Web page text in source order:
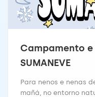
Campamento
SUMANEVE
Para nenos e nenas
mañá, no entorno